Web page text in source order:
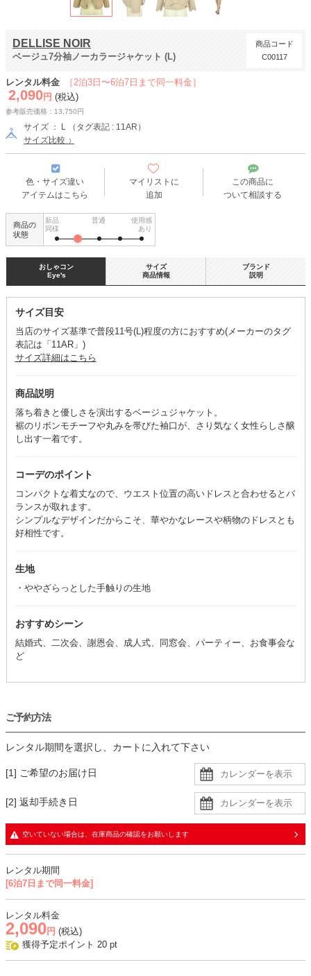
DELLISE NOIR
ベージュ7分袖ノーカラージャケット (L)
商品コード
C00117
［2泊3日〜6泊7日まで同一料金］
レンタル料金
2,090 円 (税込)
参考販売価格：13,750円
サイズ ： L （タグ表記 : 11AR）
サイズ比較
色・サイズ違い
アイテムはこちら
マイリストに
追加
この商品に
ついて相談する
商品の
状態
新品
同様
普通
使用感
あり
おしゃコン
Eye's
サイズ目安
当店のサイズ基準で普段11号(L)程度の方におすすめ(メーカーのタグ
表記は「11AR」)
サイズ詳細はこちら
商品説明
落ち着きと優しさを演出するベージュジャケット。
裾のリボンモチーフや丸みを帯びた袖口が、さり気なく女性らしさ醸
し出す一着です。
コーデのポイント
コンパクトな着丈なので、ウエスト位置の高いドレスと合わせるとバ
ランスが取れます。
シンプルなデザインだからこそ、華やかなレースや柄物のドレスとも
好相性です。
生地
・ややざらっとした手触りの生地
おすすめシーン
結婚式、二次会、謝恩会、成人式、同窓会、パーティー、お食事会な
ど
サイズ
商品情報
ブランド
説明
ご予約方法
レンタル期間を選択し、カートに入れて下さい
[1] ご希望のお届け日
[2] 返却手続き日
空いていない場合は、在庫商品の確認をお願いします
レンタル期間
[6泊7日まで同一料金]
レンタル料金
2,090 円 (税込)
獲得予定ポイント 20 pt